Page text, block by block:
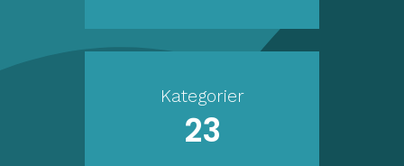
Kategorier
23